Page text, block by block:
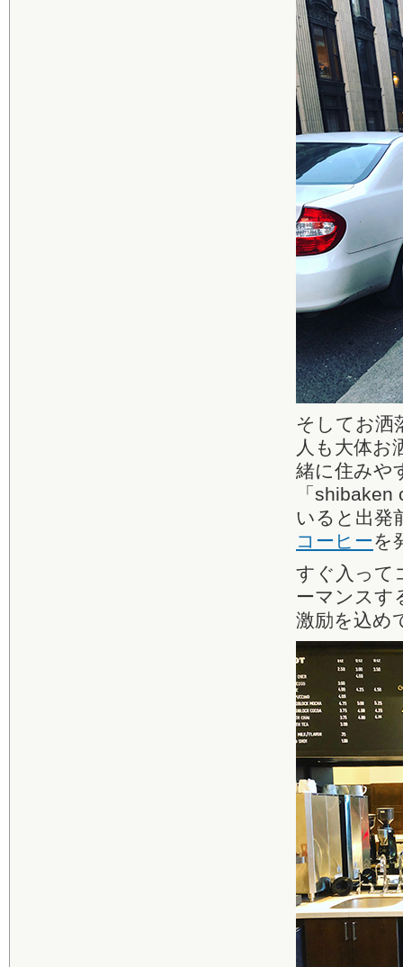
そしてお洒
人も大体お
緒に住みや
「
いると出発
コーヒーを
すぐ入って
ーマンスす
激励を込め